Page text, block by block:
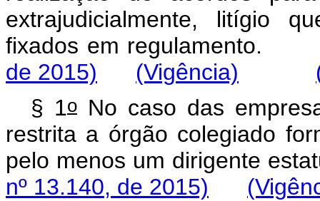
extrajudicialmente, litígio
fixados em
de 2015)
(Vigência)
§ 1oNo caso das
restrita a órgão colegiado
pelo menos um dirigente
nº 13.140, de 2015)